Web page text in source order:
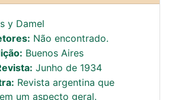
y Damel
Não encontrado.
Buenos Aires
Junho de 1934
Revista argentina que
um aspecto geral.